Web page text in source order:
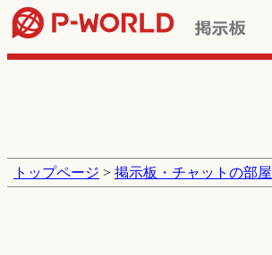
トップページ > 掲示板・チャットの部屋